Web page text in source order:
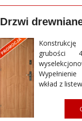
Drzwi
grubości
wkład z